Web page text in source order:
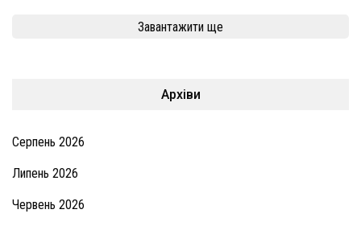
Завантажити ще
Архіви
Серпень 2026
Липень 2026
Червень 2026